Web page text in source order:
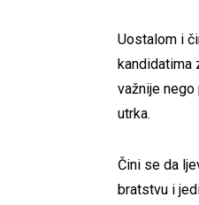
Uostalom i
kandidatima
važnije
utrka.
Čini se da
bratstvu i